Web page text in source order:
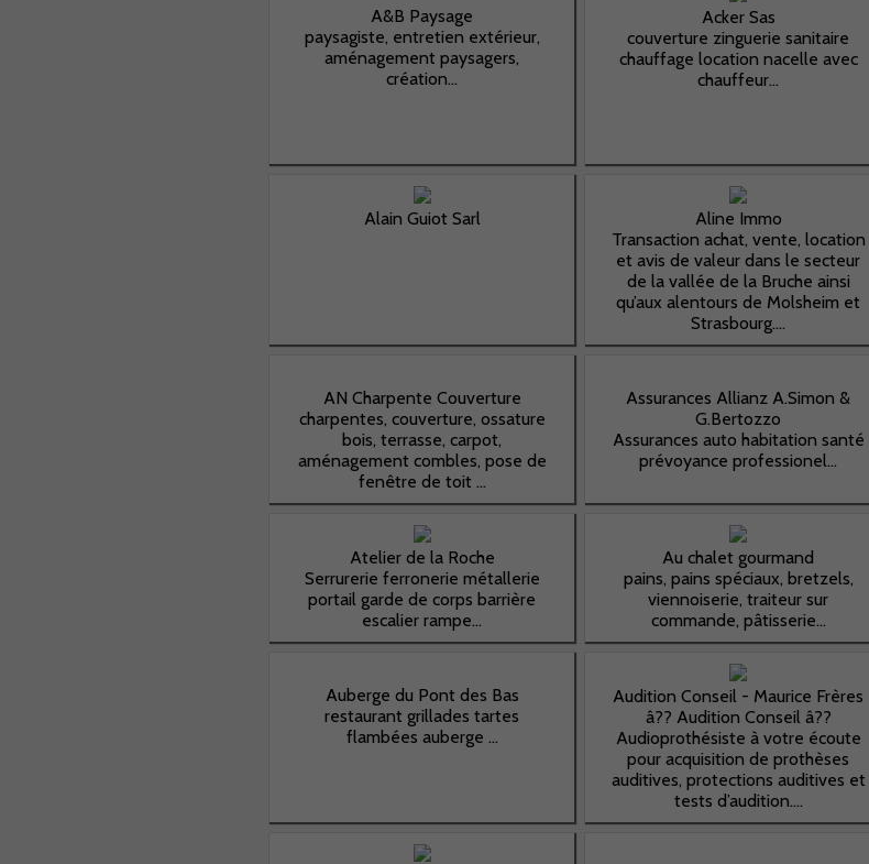
A&B Paysage
paysagiste, entretien extérieur,
aménagement paysagers,
création...
Acker Sas
couverture zinguerie sanitaire
chauffage location nacelle avec
chauffeur...
Alain Guiot Sarl
Aline Immo
Transaction achat, vente, location
et avis de valeur dans le secteur
de la vallée de la Bruche ainsi
qu’aux alentours de Molsheim et
Strasbourg....
AN Charpente Couverture
charpentes, couverture, ossature
bois, terrasse, carpot,
aménagement combles, pose de
fenêtre de toit ...
Assurances Allianz A.Simon &
G.Bertozzo
Assurances auto habitation santé
prévoyance professionel...
Atelier de la Roche
Serrurerie ferronerie métallerie
portail garde de corps barrière
escalier rampe...
Au chalet gourmand
pains, pains spéciaux, bretzels,
viennoiserie, traiteur sur
commande, pâtisserie...
Auberge du Pont des Bas
restaurant grillades tartes
flambées auberge ...
Audition Conseil - Maurice Frères
â?? Audition Conseil â??
Audioprothésiste à votre écoute
pour acquisition de prothèses
auditives, protections auditives et
tests d’audition....